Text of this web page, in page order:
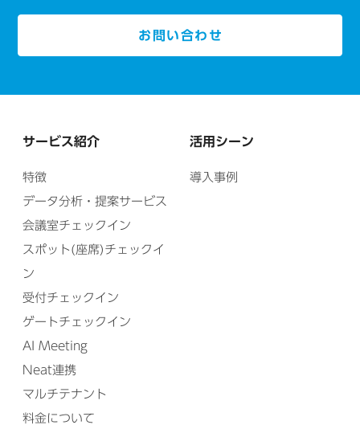
お問い合わせ
サービス紹介
特徴
データ分析・提案サービス
会議室チェックイン
スポット(座席)チェックイ
ン
受付チェックイン
ゲートチェックイン
AI Meeting
Neat連携
マルチテナント
料金について
活用シーン
導入事例